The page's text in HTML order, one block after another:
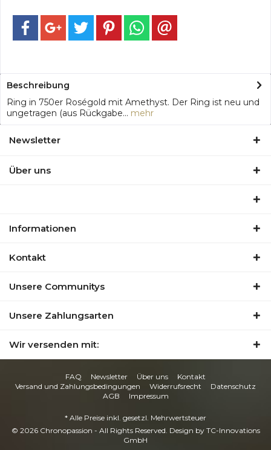
Beschreibung
Ring in 750er Roségold mit Amethyst. Der Ring ist neu und
ungetragen (aus Rückgabe... mehr
Newsletter
Über uns
Informationen
Kontakt
Unsere Communitys
Unsere Zahlungsarten
Wir versenden mit:
FAQ Newsletter Über uns
Kontakt
Versand und Zahlungsbedingungen
Widerrufsrecht
Datenschutz
AGB
Impressum
* Alle Preise inkl. gesetzl. Mehrwertsteuer
© 2026 Chronopassion - All Rights Reserved. Design by TC-Innovations
GmbH